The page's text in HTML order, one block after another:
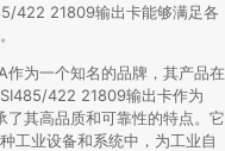
422 21809输出卡能够满足各
作为一个知名的品牌，其产品在
422 21809输出卡作为
了其高品质和可靠性的特点。它
工业设备和系统中，为工业自